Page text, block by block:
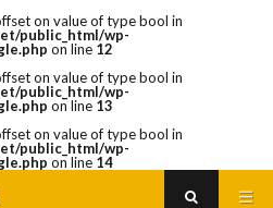
on value of type bool in
public_html/wp-
on line 12
on value of type bool in
public_html/wp-
on line 13
on value of type bool in
public_html/wp-
on line 14